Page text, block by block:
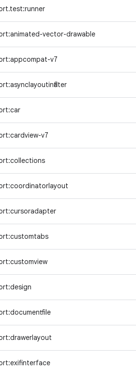
vector-drawable
v7
v7